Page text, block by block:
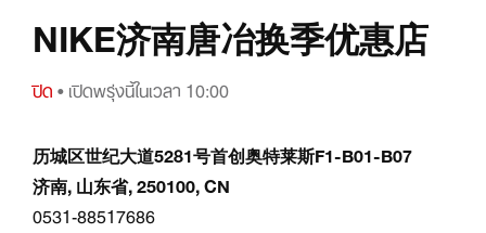
NIKE济南唐冶换季优惠店
ปิด• เปิดพรุ่งนี้ในเวลา 10:00
历城区世纪大道5281号首创奥特莱斯F1-B01-B07
济南, 山东省, 250100, CN
0531-88517686